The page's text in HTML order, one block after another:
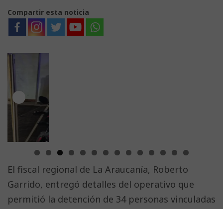
Compartir esta noticia
El fiscal regional de La Araucanía, Roberto
Garrido, entregó detalles del operativo que
permitió la detención de 34 personas vinculadas